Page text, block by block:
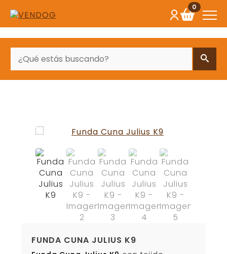
0
FUNDA CUNA JULIUS K9